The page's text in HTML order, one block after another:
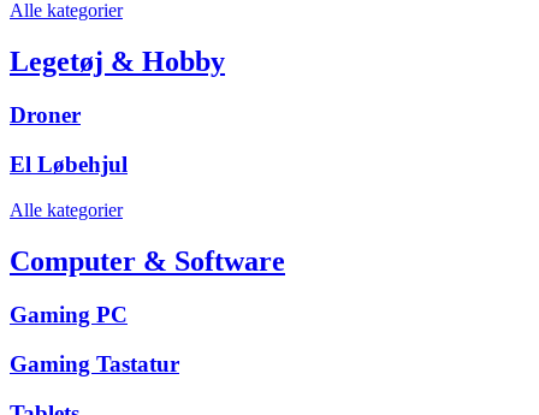
Alle kategorier
Legetøj & Hobby
Droner
El Løbehjul
Alle kategorier
Computer & Software
Gaming PC
Gaming Tastatur